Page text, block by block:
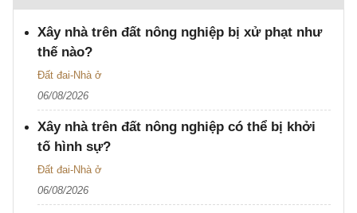
Xây nhà trên đất nông nghiệp bị xử phạt như
thế nào?
Đất đai-Nhà ở
06/08/2026
Xây nhà trên đất nông nghiệp có thể bị khởi
tố hình sự?
Đất đai-Nhà ở
06/08/2026